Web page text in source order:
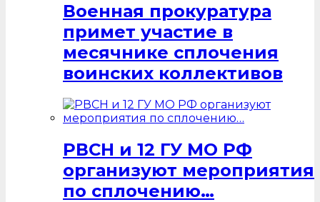
Военная прокуратура
примет участие в
месячнике сплочения
воинских коллективов
РВСН и 12 ГУ МО РФ
организуют мероприятия
по сплочению…